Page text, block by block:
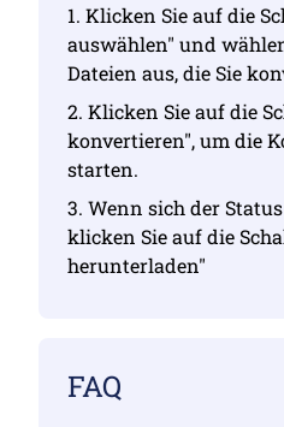
1. Klicken Sie auf die
auswählen" und
Dateien aus, die Sie
2. Klicken Sie auf die
konvertieren", um die
starten.
3. Wenn sich der
klicken Sie auf die
herunterladen"
FAQ